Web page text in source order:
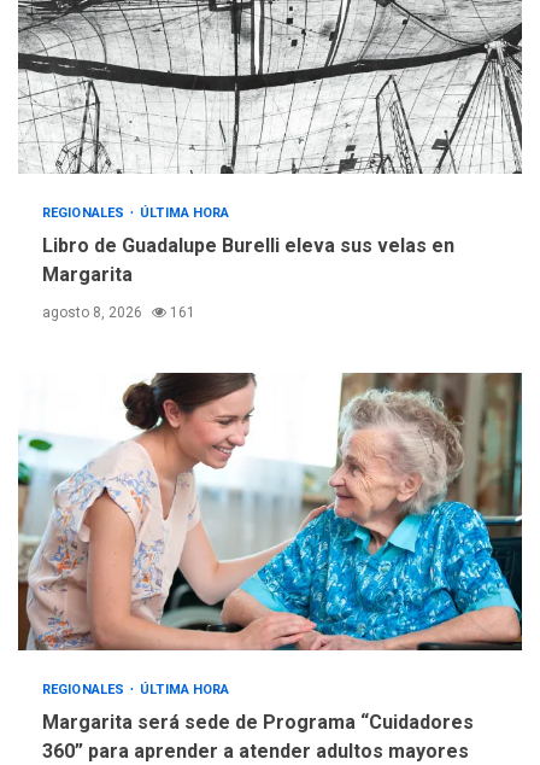
3
operativa con flota
vehicular de 60 unidades
adquiridas en un año de
gestión
4
REGIONALES ÚLTIMA HORA
«Juan Bautista Arismendi» a
la altura de Macho Muerto
trabajan en diplomado para
creación y manejo de
estadísticas de turismo
REGIONALES ÚLTIMA HORA
Libro de Guadalupe Burelli eleva sus velas en
Margarita
agosto 8, 2026 161
REGIONALES ÚLTIMA HORA
Margarita será sede de Programa “Cuidadores
360” para aprender a atender adultos mayores